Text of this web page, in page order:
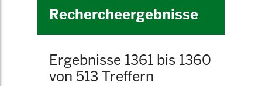
Rechercheergebnisse
Ergebnisse 1361 bis 1360
von 513 Treffern